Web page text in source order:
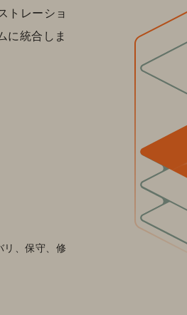
トレーショ
に統合しま
リ、保守、修